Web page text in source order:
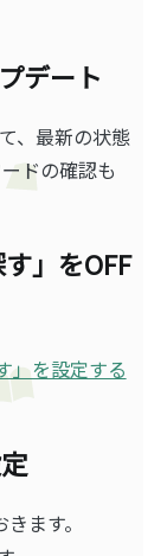
デート
、最新の状態
ドの確認も
」をOFF
」を設定する
ます。